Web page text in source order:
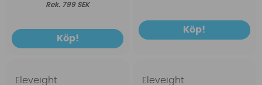
799 SEK
Köp!
Köp!
Eleveight Eleveight